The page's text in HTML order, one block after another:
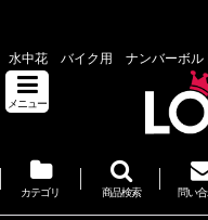
水中花 バイク用 ナンバーボ
メニュー
カテゴリ 商品検索 問い